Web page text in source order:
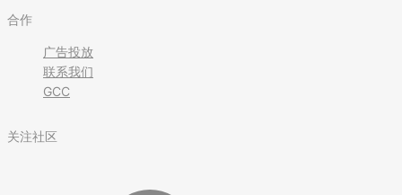
合作
广告投放
联系我们
GCC
关注社区